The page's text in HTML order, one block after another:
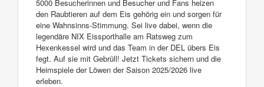
5000 Besucherinnen und Besucher und Fans heizen
den Raubtieren auf dem Eis gehörig ein und sorgen für
eine Wahnsinns-Stimmung. Sei live dabei, wenn die
legendäre NIX Eissporthalle am Ratsweg zum
Hexenkessel wird und das Team in der DEL übers Eis
fegt. Auf sie mit Gebrüll! Jetzt Tickets sichern und die
Heimspiele der Löwen der Saison 2025/2026 live
erleben.